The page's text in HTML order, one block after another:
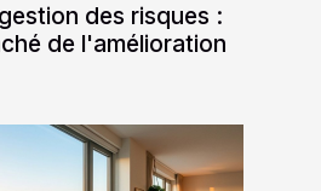
des risques :
de l'amélioration